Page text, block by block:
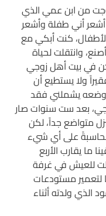
عشر في سنة 2000 تزوجت من ابن عمي الذي
أني طفلة وأشعر
كنت أبكي مع
وانتقلت لحياة
في بيت أهل زوجي
ولا يستطيع أن
وضعه يشملني فقد
بعد ست سنوات صار
متواضع جداً، لكن
على أي شيء
يقارب الأربع
للعيش في غرفة
لتعمير مستودعات
الذي ولدته أثناء